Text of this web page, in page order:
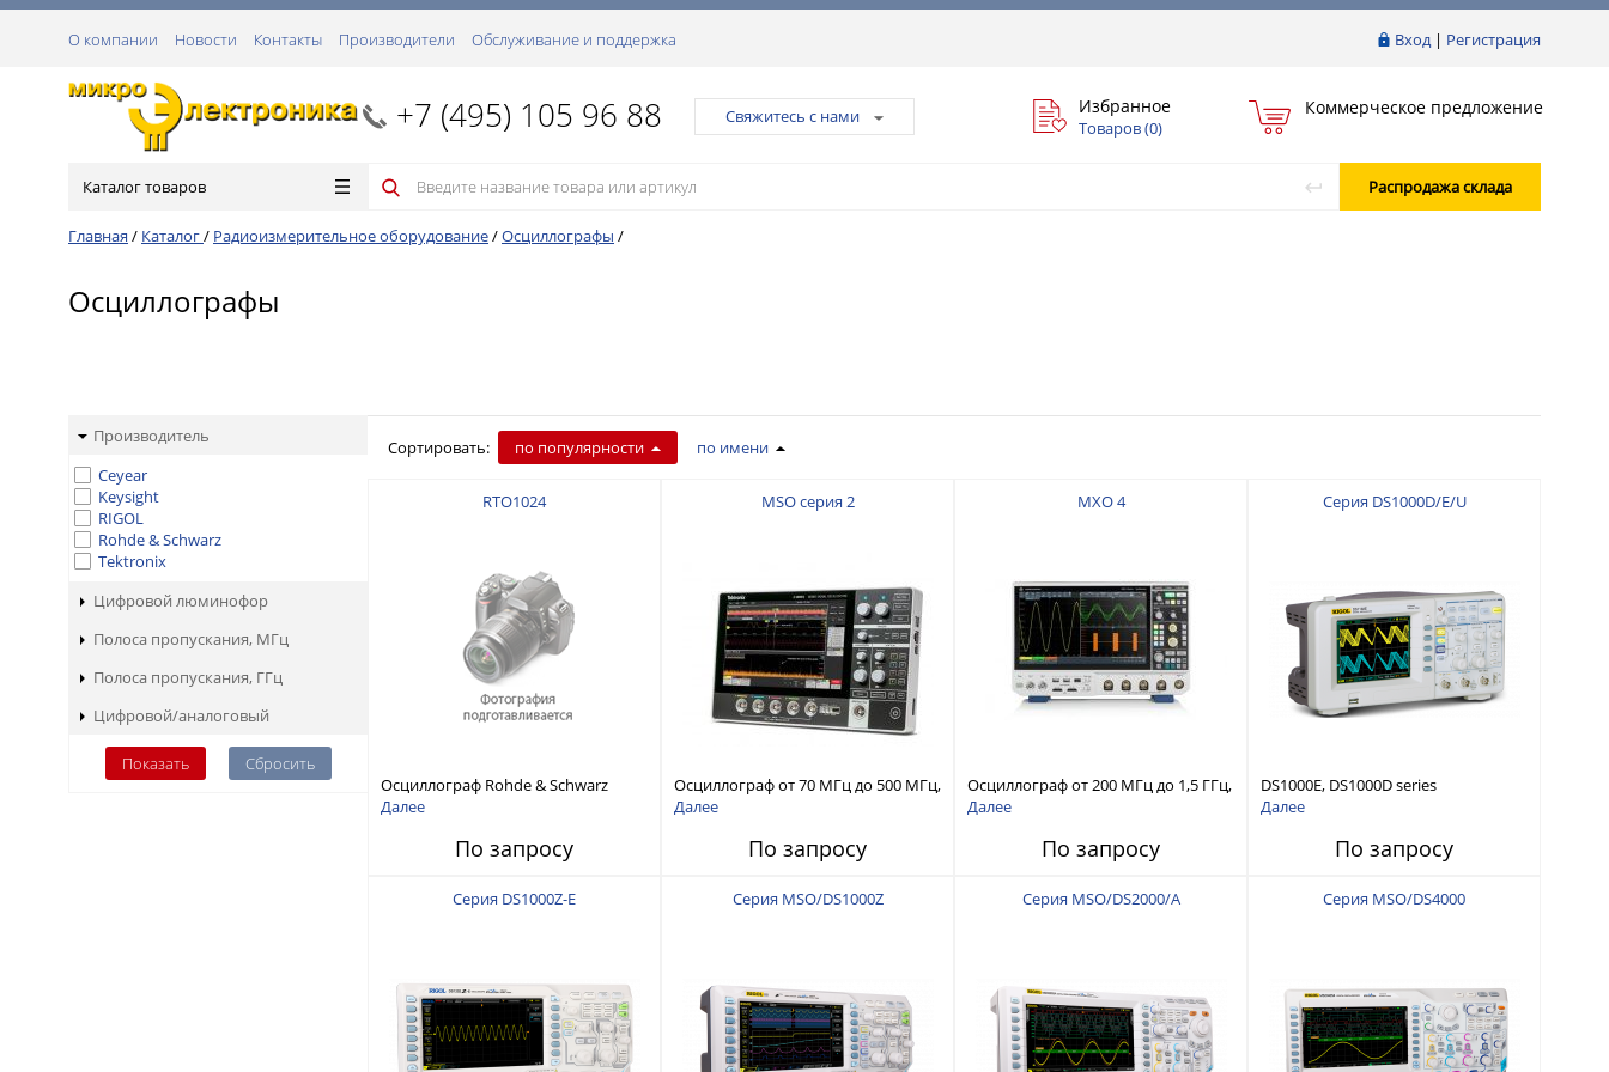
Вход| Регистрация
О компании Новости Контакты Производители Обслуживание и поддержка
+7 (495) 105 96 88 Свяжитесь с нами Избранное
Товаров (0)
Коммерческое предложение
Каталог товаров Распродажа склада
Главная / Каталог/ Радиоизмерительное оборудование/Осциллографы /
Осциллографы
Производитель
Ceyear
Keysight
RIGOL
Rohde & Schwarz
Tektronix
Цифровой люминофор
Полоса пропускания, МГц
Полоса пропускания, ГГц
Цифровой/аналоговый
Сортировать: по популярности по имени
RTO1024
Осциллограф Rohde & Schwarz
RTO1024 с полосой пропускания 2
Далее
По запросу
MSO серия 2
Осциллограф от 70 МГц до 500 МГц,
4 канала, част. дискр. 2,5 ГВыб/с +
Далее
По запросу
MXO 4
Осциллограф от 200 МГц до 1,5 ГГц,
4 канала, част. дискр. 5 ГВыб/с + 16
Далее
По запросу
Серия DS1000D/E/U
DS1000E, DS1000D series
oscilloscopes
Далее
По запросу
Серия DS1000Z-E Серия MSO/DS1000Z Серия MSO/DS2000/A Серия MSO/DS4000